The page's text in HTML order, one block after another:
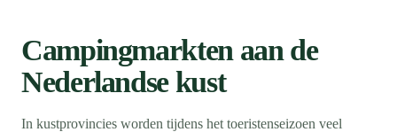
Campingmarkten aan de
Nederlandse kust
In kustprovincies worden tijdens het toeristenseizoen veel